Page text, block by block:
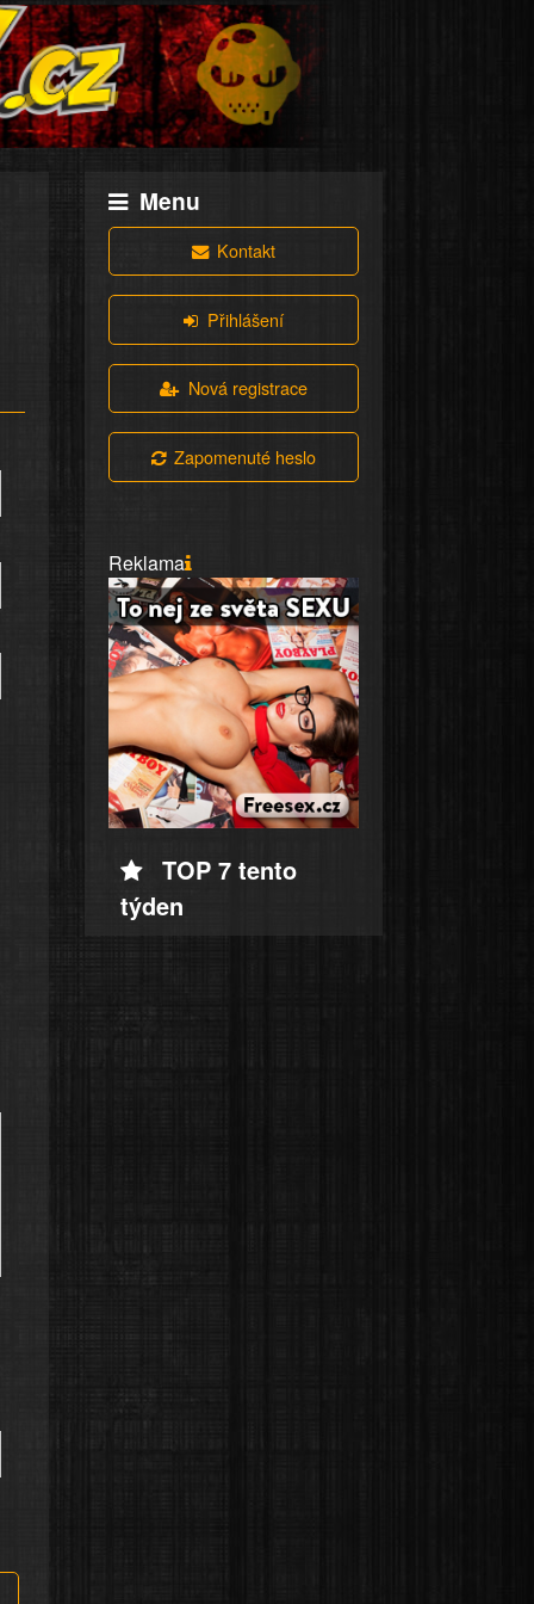
Menu
Kontakt
Přihlášení
Nová registrace
Zapomenuté heslo
Reklama
TOP 7 tento
týden